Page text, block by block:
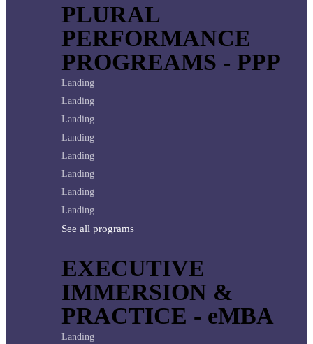
PLURAL
PERFORMANCE
PROGREAMS - PPP
Landing
Landing
Landing
Landing
Landing
Landing
Landing
Landing
See all programs
EXECUTIVE
IMMERSION &
PRACTICE - eMBA
Landing